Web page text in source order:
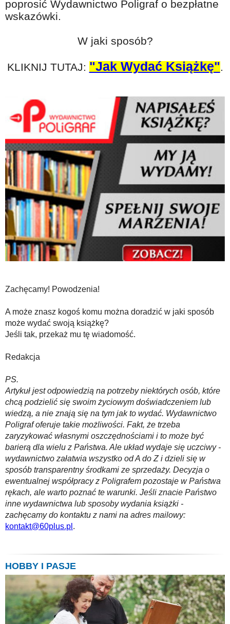
poprosić Wydawnictwo Poligraf o bezpłatne
wskazówki.
W jaki sposób?
KLIKNIJ TUTAJ: "Jak Wydać Książkę".
Zachęcamy! Powodzenia!
A może znasz kogoś komu można doradzić w jaki sposób
może wydać swoją książkę?
Jeśli tak, przekaż mu tę wiadomość.
Redakcja
PS.
Artykuł jest odpowiedzią na potrzeby niektórych osób, które
chcą podzielić się swoim życiowym doświadczeniem lub
wiedzą, a nie znają się na tym jak to wydać. Wydawnictwo
Poligraf oferuje takie możliwości. Fakt, że trzeba
zaryzykować własnymi oszczędnościami i to może być
barierą dla wielu z Państwa. Ale układ wydaje się uczciwy -
wydawnictwo załatwia wszystko od A do Z i dzieli się w
sposób transparentny środkami ze sprzedaży. Decyzja o
ewentualnej współpracy z Poligrafem pozostaje w Państwa
rękach, ale warto poznać te warunki. Jeśli znacie Państwo
inne wydawnictwa lub sposoby wydania książki -
zachęcamy do kontaktu z nami na adres mailowy:
kontakt@60plus.pl .
HOBBY I PASJE